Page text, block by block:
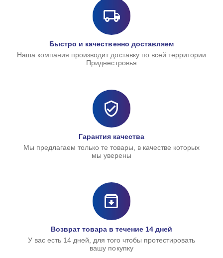
Быстро и качественно доставляем
Наша компания производит доставку по всей территории
Приднестровья
Гарантия качества
Мы предлагаем только те товары, в качестве которых
мы уверены
Возврат товара в течение 14 дней
У вас есть 14 дней, для того чтобы протестировать
вашу покупку